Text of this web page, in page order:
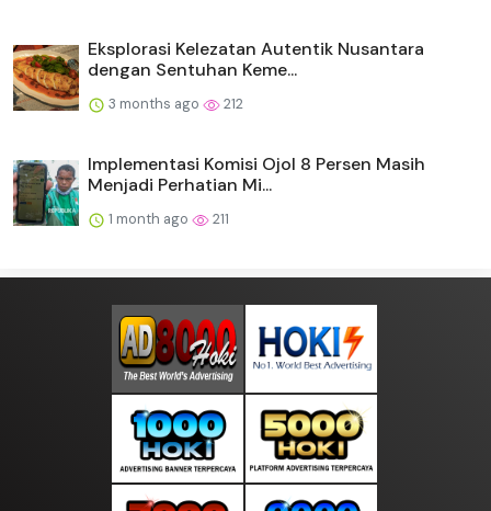
Eksplorasi Kelezatan Autentik Nusantara
dengan Sentuhan Keme...
3 months ago 212
Implementasi Komisi Ojol 8 Persen Masih
Menjadi Perhatian Mi...
1 month ago 211